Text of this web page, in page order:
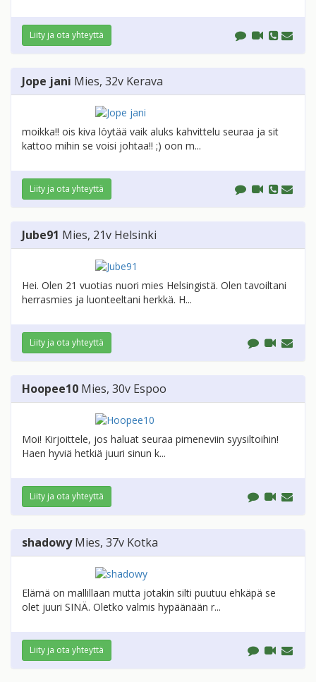
Liity ja ota yhteyttä
Jope jani Mies, 32v Kerava
moikka!! ois kiva löytää vaik aluks kahvittelu seuraa ja sit
kattoo mihin se voisi johtaa!! ;) oon m...
Liity ja ota yhteyttä
Jube91 Mies, 21v Helsinki
Hei. Olen 21 vuotias nuori mies Helsingistä. Olen tavoiltani
herrasmies ja luonteeltani herkkä. H...
Liity ja ota yhteyttä
Hoopee10 Mies, 30v Espoo
Moi! Kirjoittele, jos haluat seuraa pimeneviin syysiltoihin!
Haen hyviä hetkiä juuri sinun k...
Liity ja ota yhteyttä
shadowy Mies, 37v Kotka
Elämä on mallillaan mutta jotakin silti puutuu ehkäpä se
olet juuri SINÄ. Oletko valmis hypäänään r...
Liity ja ota yhteyttä